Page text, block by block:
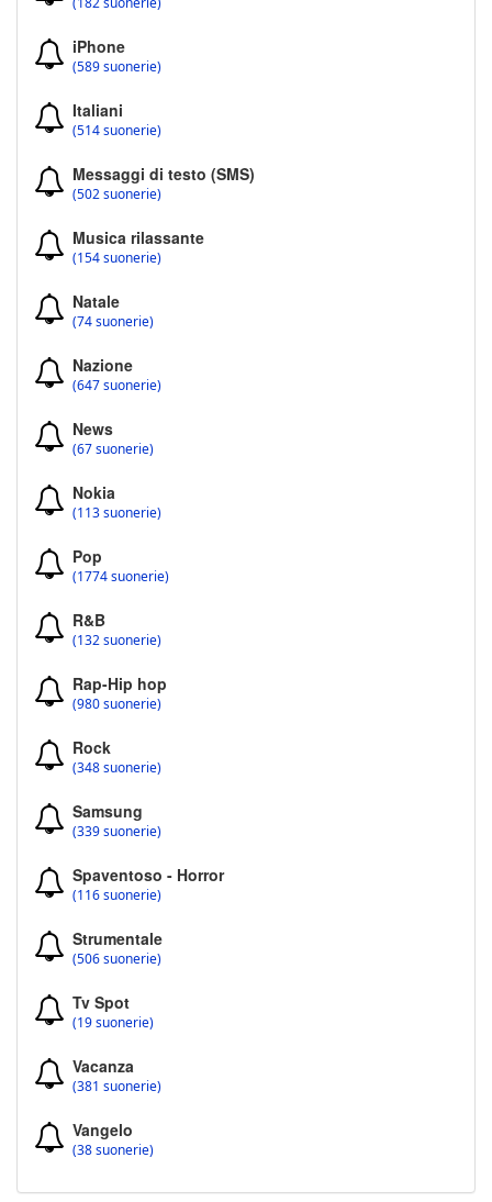
iPhone
(589 suonerie)
Italiani
(514 suonerie)
Messaggi di testo (SMS)
(502 suonerie)
Musica rilassante
(154 suonerie)
Natale
(74 suonerie)
Nazione
(647 suonerie)
News
(67 suonerie)
Nokia
(113 suonerie)
Pop
(1774 suonerie)
R&B
(132 suonerie)
Rap-Hip hop
(980 suonerie)
Rock
(348 suonerie)
Samsung
(339 suonerie)
Spaventoso - Horror
(116 suonerie)
Strumentale
(506 suonerie)
Tv Spot
(19 suonerie)
Vacanza
(381 suonerie)
Vangelo
(38 suonerie)